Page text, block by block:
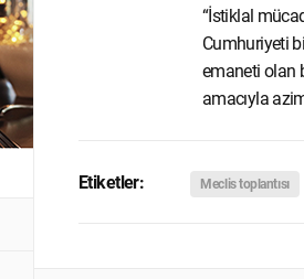
“İstiklal
Cumhuriyeti
emaneti olan
amacıyla
Etiketler: Meclis toplantısı